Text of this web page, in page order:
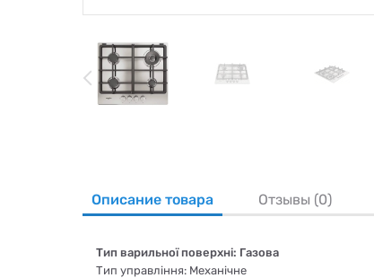
Описание товара Отзывы (0)
Тип варильної поверхні: Газова
Тип управління: Механічне